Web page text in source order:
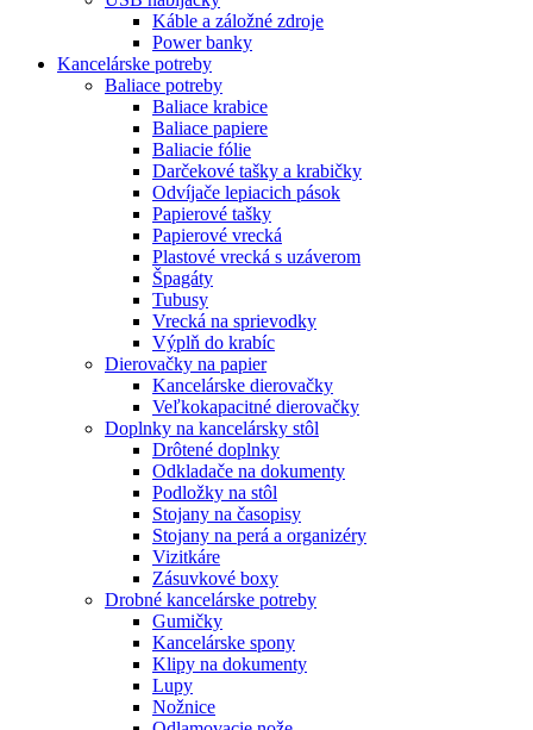
Káble a záložné zdroje
Power banky
Kancelárske potreby
Baliace potreby
Baliace krabice
Baliace papiere
Baliacie fólie
Darčekové tašky a krabičky
Odvíjače lepiacich pások
Papierové tašky
Papierové vrecká
Plastové vrecká s uzáverom
Špagáty
Tubusy
Vrecká na sprievodky
Výplň do krabíc
Dierovačky na papier
Kancelárske dierovačky
Veľkokapacitné dierovačky
Doplnky na kancelársky stôl
Drôtené doplnky
Odkladače na dokumenty
Podložky na stôl
Stojany na časopisy
Stojany na perá a organizéry
Vizitkáre
Zásuvkové boxy
Drobné kancelárske potreby
Gumičky
Kancelárske spony
Klipy na dokumenty
Lupy
Nožnice